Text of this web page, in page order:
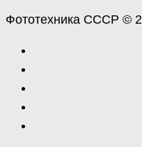
Фототехника СССР ©